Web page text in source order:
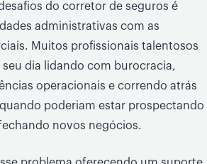
do corretor de seguros é
administrativas com as
Muitos profissionais talentosos
seu dia lidando com burocracia,
operacionais e correndo atrás
poderiam estar prospectando
novos negócios.